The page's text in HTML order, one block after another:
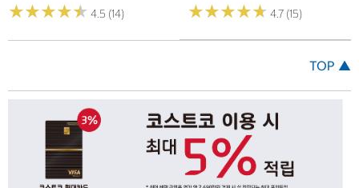
★★★★★
★★★★★ 4.5 (14) ★★★★★
★★★★★ 4.7 (15)
TOP ▲